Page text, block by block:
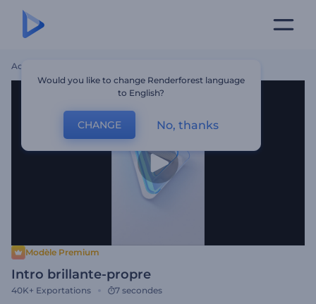
Accueil
Modèle Premium
Intro brillante-propre
40K+ Exportations 7 secondes
Would you like to change Renderforest language
to English?
CHANGE No, thanks